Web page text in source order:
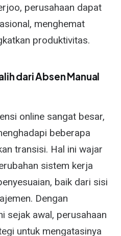
perusahaan dapat
menghemat
produktivitas.
dari Absen Manual
online sangat besar,
beberapa
transisi. Hal ini wajar
sistem kerja
baik dari sisi
Dengan
sejak awal, perusahaan
untuk mengatasinya